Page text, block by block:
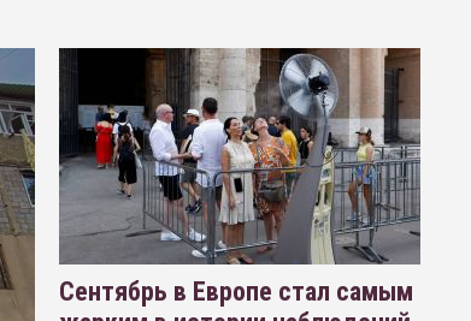
Сентябрь в Европе стал самым